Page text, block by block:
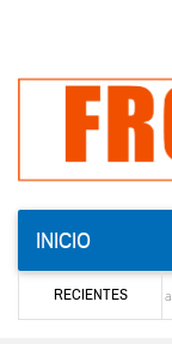
INICIO
RECIENTES
Younes en Ayapata